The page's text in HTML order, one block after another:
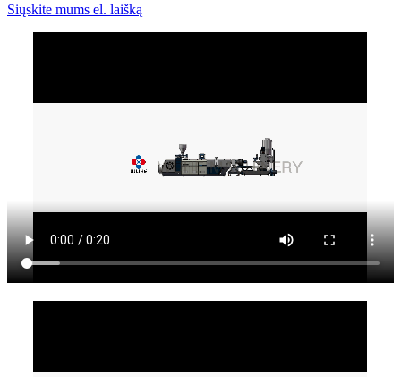
Siųskite mums el. laišką